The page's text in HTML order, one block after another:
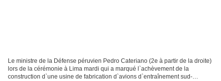
Le ministre de la Défense péruvien Pedro Cateriano (2e à partir de la droite)
lors de la cérémonie à Lima mardi qui a marqué l`achèvement de la
construction d`une usine de fabrication d`avions d`entraînement sud-